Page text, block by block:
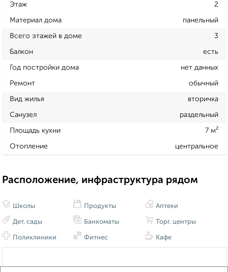
Этаж 2
Материал дома панельный
Всего этажей в доме 3
Балкон есть
Год постройки дома нет данных
Ремонт обычный
Вид жилья вторичка
Санузел раздельный
Площадь кухни 7 м²
Отопление центральное
Расположение, инфраструктура рядом
Школы
Дет. сады
Поликлиники
Продукты
Банкоматы
Фитнес
Аптеки
Торг. центры
Кафе